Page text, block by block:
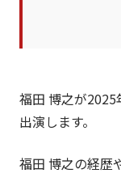
福田 博之が2025
出演します。
福田 博之の経歴